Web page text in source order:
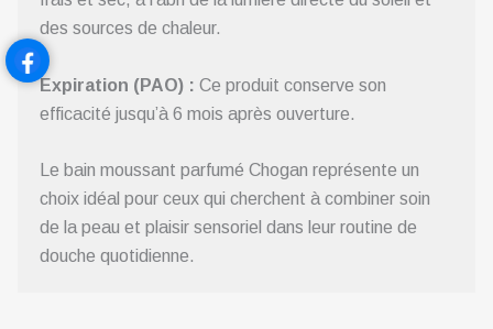
des sources de chaleur.
Expiration (PAO) : Ce produit conserve son
efficacité jusqu’à 6 mois après ouverture.
Le bain moussant parfumé Chogan représente un
choix idéal pour ceux qui cherchent à combiner soin
de la peau et plaisir sensoriel dans leur routine de
douche quotidienne.